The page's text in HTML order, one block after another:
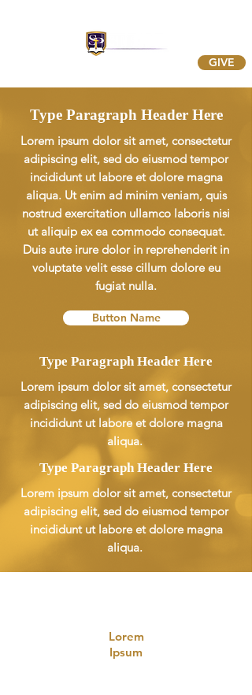
GIVE
Type Paragraph Header Here
Lorem ipsum dolor sit amet, consectetur
adipiscing elit, sed do eiusmod tempor
incididunt ut labore et dolore magna
aliqua. Ut enim ad minim veniam, quis
nostrud exercitation ullamco laboris nisi
ut aliquip ex ea commodo consequat.
Duis aute irure dolor in reprehenderit in
voluptate velit esse cillum dolore eu
fugiat nulla.
Button Name
Type Paragraph Header Here
Lorem ipsum dolor sit amet, consectetur
adipiscing elit, sed do eiusmod tempor
incididunt ut labore et dolore magna
aliqua.
Type Paragraph Header Here
Lorem ipsum dolor sit amet, consectetur
adipiscing elit, sed do eiusmod tempor
incididunt ut labore et dolore magna
aliqua.
Lorem
Ipsum